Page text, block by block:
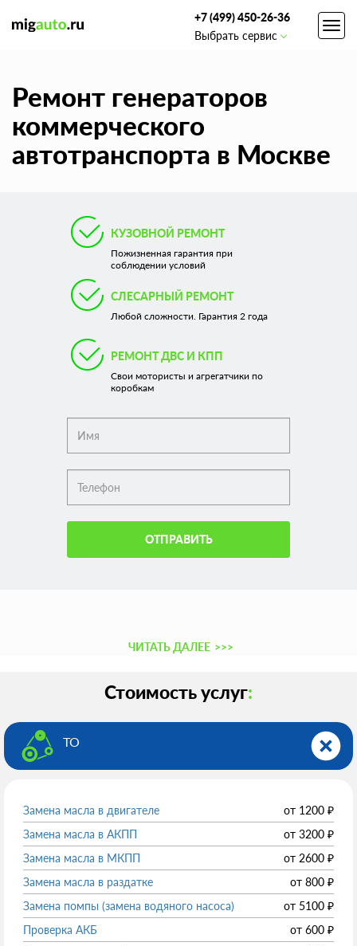
+7 (499) 450-26-36
Выбрать сервис
Ремонт генераторов
коммерческого
автотранспорта в Москве
КУЗОВНОЙ РЕМОНТ
Пожизненная гарантия при
соблюдении условий
СЛЕСАРНЫЙ РЕМОНТ
Любой сложности. Гарантия 2 года
РЕМОНТ ДВС И КПП
Свои мотористы и агрегатчики по
коробкам
ОТПРАВИТЬ
ЧИТАТЬ ДАЛЕЕ >>>
Стоимость услуг:
ТО
Замена масла в двигателе от 1200 ₽
Замена масла в АКПП
от 3200 ₽
Замена масла в МКПП
от 2600 ₽
Замена масла в раздатке
от 800 ₽
Замена помпы (замена водяного насоса)
от 5100 ₽
Проверка АКБ
от 600 ₽